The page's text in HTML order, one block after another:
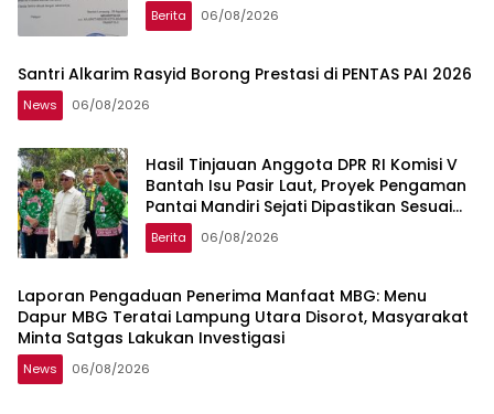
Berita 06/08/2026
Santri Alkarim Rasyid Borong Prestasi di PENTAS PAI 2026
News 06/08/2026
Hasil Tinjauan Anggota DPR RI Komisi V
Bantah Isu Pasir Laut, Proyek Pengaman
Pantai Mandiri Sejati Dipastikan Sesuai
Spesifikasi
Berita 06/08/2026
Laporan Pengaduan Penerima Manfaat MBG: Menu
Dapur MBG Teratai Lampung Utara Disorot, Masyarakat
Minta Satgas Lakukan Investigasi
News 06/08/2026